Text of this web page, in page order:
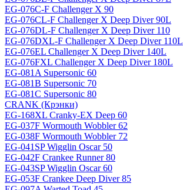
EG-076C-F Challenger X 90
EG-076CL-F Challenger X Deep Diver 90L
EG-076DL-F Challenger X Deep Diver 110
EG-076DXL-F Challenger X Deep Diver 110L
EG-076EL Challenger X Deep Diver 140L
EG-076FXL Challenger X Deep Diver 180L
EG-081A Supersonic 60
EG-081B Supersonic 70
EG-081C Supersonic 80
CRANK (Крэнки)
EG-168XL Cranky-EX Deep 60
EG-037F Wormouth Wobbler 62
EG-038F Wormouth Wobbler 72
EG-041SP Wigglin Oscar 50
EG-042F Crankee Runner 80
EG-043SP Wigglin Oscar 60
EG-053F Crankee Deep Diver 85